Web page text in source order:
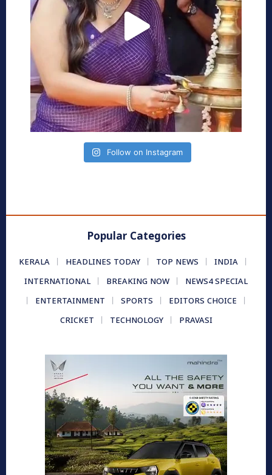
Follow on Instagram
Popular Categories
KERALA HEADLINES TODAY TOP NEWS
INDIA
INTERNATIONAL
BREAKING NOW
NEWS4 SPECIAL
ENTERTAINMENT
SPORTS
EDITORS CHOICE
CRICKET
TECHNOLOGY PRAVASI